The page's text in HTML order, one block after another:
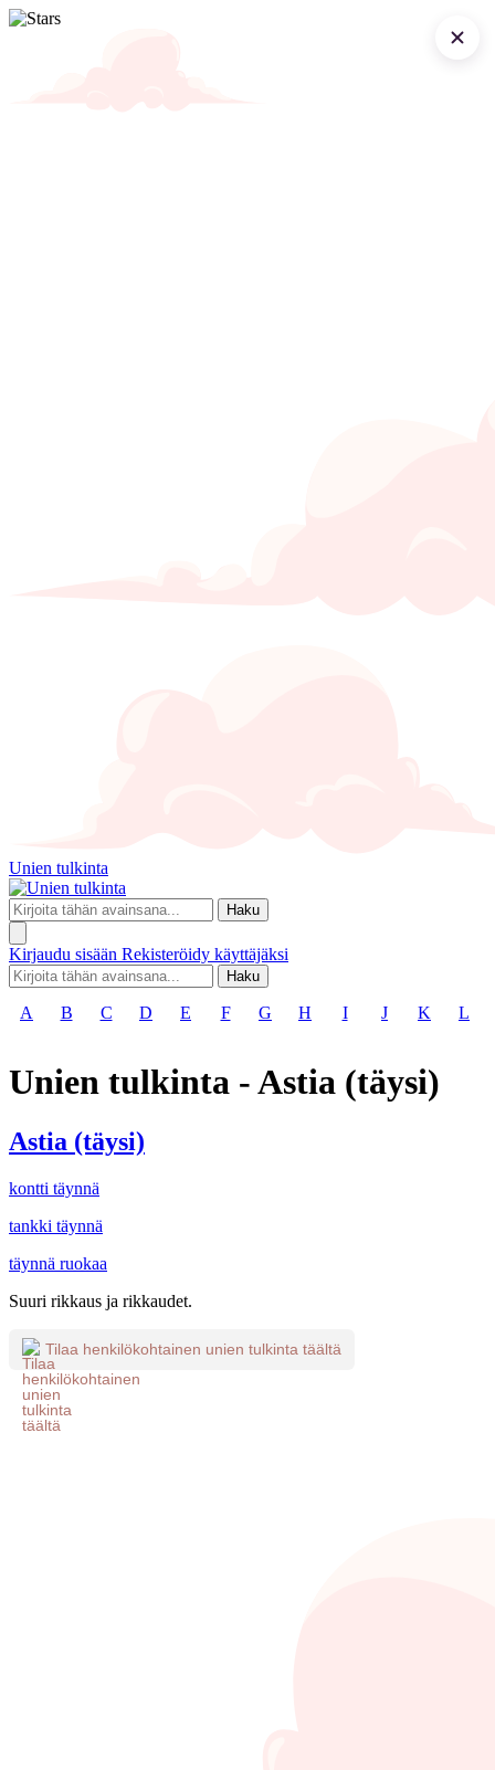
Unien tulkinta
Haku
Kirjaudu sisään Rekisteröidy käyttäjäksi
Haku
A B C D E F G H I J K L
Unien tulkinta - Astia (täysi)
Astia (täysi)
kontti täynnä
tankki täynnä
täynnä ruokaa
Suuri rikkaus ja rikkaudet.
Tilaa henkilökohtainen unien tulkinta täältä